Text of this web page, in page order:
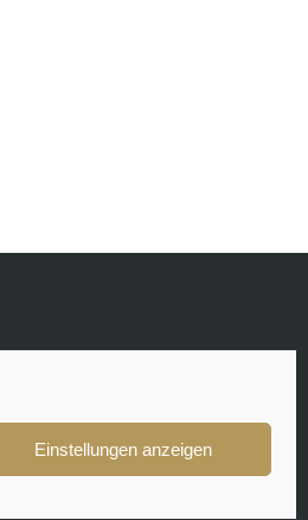
Einstellungen anzeigen
Versandarten